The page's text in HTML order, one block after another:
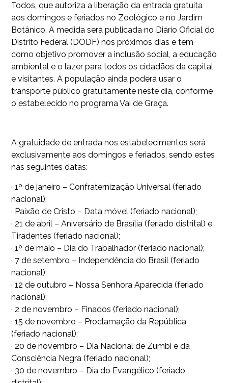
Todos, que autoriza a liberação da entrada gratuita
aos domingos e feriados no Zoológico e no Jardim
Botânico. A medida será publicada no Diário Oficial do
Distrito Federal (DODF) nos próximos dias e tem
como objetivo promover a inclusão social, a educação
ambiental e o lazer para todos os cidadãos da capital
e visitantes. A população ainda poderá usar o
transporte público gratuitamente neste dia, conforme
o estabelecido no programa Vai de Graça.
A gratuidade de entrada nos estabelecimentos será
exclusivamente aos domingos e feriados, sendo estes
nas seguintes datas:
· 1º de janeiro – Confraternização Universal (feriado
nacional);
· Paixão de Cristo – Data móvel (feriado nacional);
· 21 de abril – Aniversário de Brasília (feriado distrital) e
Tiradentes (feriado nacional);
· 1º de maio – Dia do Trabalhador (feriado nacional);
· 7 de setembro – Independência do Brasil (feriado
nacional);
· 12 de outubro – Nossa Senhora Aparecida (feriado
nacional):
· 2 de novembro – Finados (feriado nacional);
· 15 de novembro – Proclamação da República
(feriado nacional);
· 20 de novembro – Dia Nacional de Zumbi e da
Consciência Negra (feriado nacional);
· 30 de novembro – Dia do Evangélico (feriado